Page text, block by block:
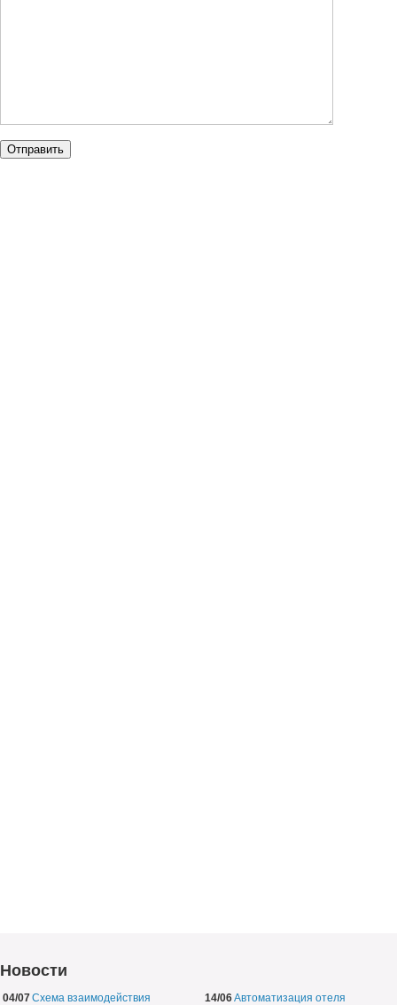
Новости
04/07Схема взаимодействия
14/06Автоматизация отеля